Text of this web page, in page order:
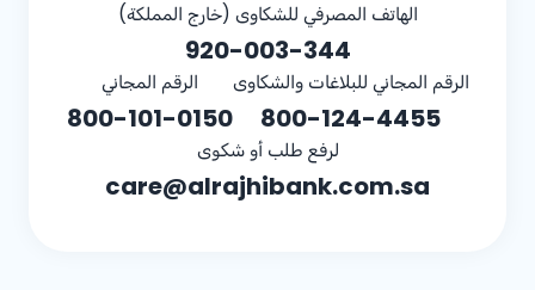
الهاتف المصرفي للشكاوى (خارج المملكة)
920-003-344
الرقم المجاني للبلاغات والشكاوى
800-124-4455
الرقم المجاني
800-101-0150
لرفع طلب أو شكوى
care@alrajhibank.com.sa